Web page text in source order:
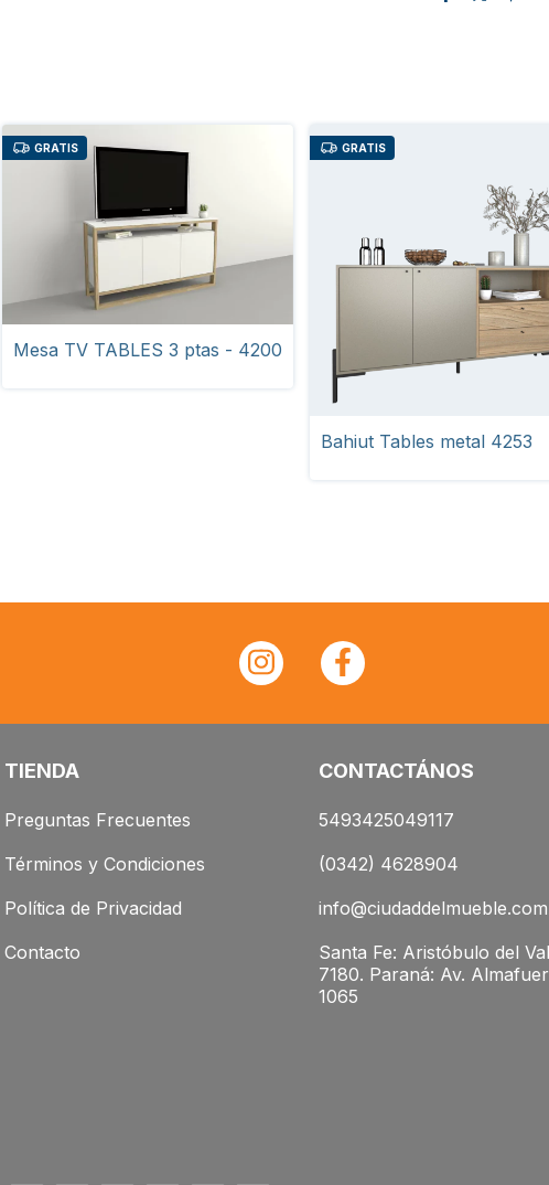
GRATIS
Mesa TV TABLES 3 ptas - 4200
GRATIS
Bahiut Tables metal 4253
TIENDA
Preguntas Frecuentes
Términos y Condiciones
Política de Privacidad
Contacto
CONTACTÁNOS
5493425049117
(0342) 4628904
Santa Fe: Aristóbulo del
7180. Paraná: Av.
1065